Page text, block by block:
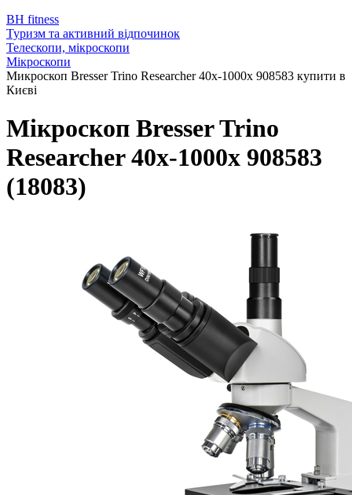
BH fitness
Туризм та активний відпочинок
Телескопи, мікроскопи
Мікроскопи
Микроскоп Bresser Trino Researcher 40x-1000x 908583 купити в
Києві
Мікроскоп Bresser Trino
Researcher 40x-1000x 908583
(18083)